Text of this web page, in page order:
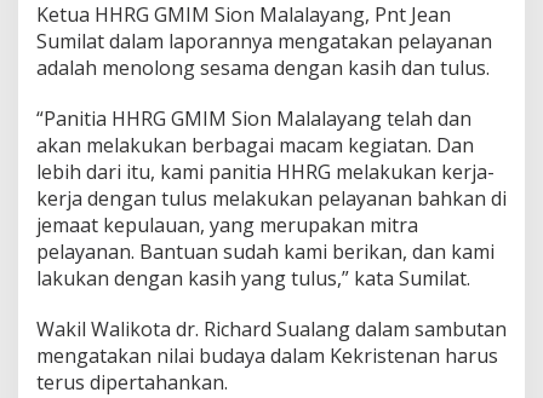
Ketua HHRG GMIM Sion Malalayang, Pnt Jean
Sumilat dalam laporannya mengatakan pelayanan
adalah menolong sesama dengan kasih dan tulus.
“Panitia HHRG GMIM Sion Malalayang telah dan
akan melakukan berbagai macam kegiatan. Dan
lebih dari itu, kami panitia HHRG melakukan kerja-
kerja dengan tulus melakukan pelayanan bahkan di
jemaat kepulauan, yang merupakan mitra
pelayanan. Bantuan sudah kami berikan, dan kami
lakukan dengan kasih yang tulus,” kata Sumilat.
Wakil Walikota dr. Richard Sualang dalam sambutan
mengatakan nilai budaya dalam Kekristenan harus
terus dipertahankan.